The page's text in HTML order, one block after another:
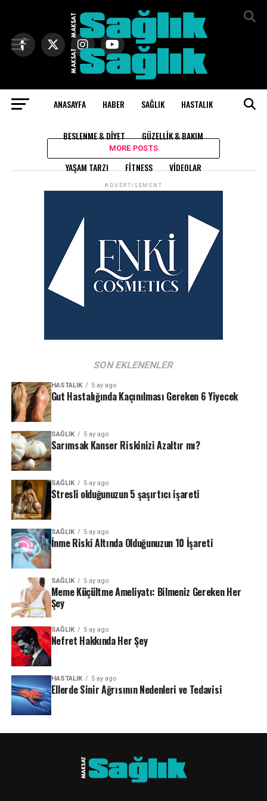
ANASAYFA HABER SAĞLIK HASTALIK
BESLENME & DIYET GÜZELLIK & BAKIM
YAŞAM TARZI FITNESS VIDEOLAR
All posts tagged "okul fobisi"
MORE POSTS
ADVERTISEMENT
SON EKLENENLER
HASTALIK 5 ay ago
Gut Hastalığında Kaçınılması Gereken 6 Yiyecek
SAĞLIK 5 ay ago
Sarımsak Kanser Riskinizi Azaltır mı?
SAĞLIK 5 ay ago
Stresli olduğunuzun 5 şaşırtıcı işareti
SAĞLIK 5 ay ago
İnme Riski Altında Olduğunuzun 10 İşareti
SAĞLIK 5 ay ago
Meme Küçültme Ameliyatı: Bilmeniz Gereken Her
Şey
SAĞLIK 5 ay ago
Nefret Hakkında Her Şey
HASTALIK 5 ay ago
Ellerde Sinir Ağrısının Nedenleri ve Tedavisi
Exit mobile version